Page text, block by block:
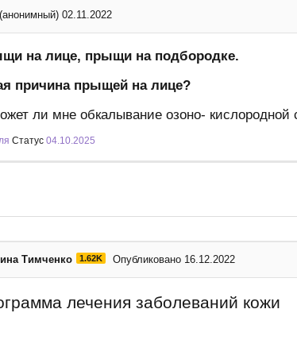
02.11.2022
на лице, прыщи на подбородке.
причина прыщей на лице?
ли мне обкалывание озоно-
Статус 04.10.2025
Тимченко 1.62K Опубликовано 16.12.2022
лечения заболеваний кожи